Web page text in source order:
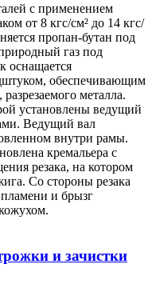
с применением
от 8 кгс/см² до 14 кгс/
пропан-бутан под
газ под
оснащается
обеспечивающим
металла.
установлены ведущий
Ведущий вал
внутри рамы.
кремальера с
резака, на котором
Со стороны резака
и брызг
и зачистки